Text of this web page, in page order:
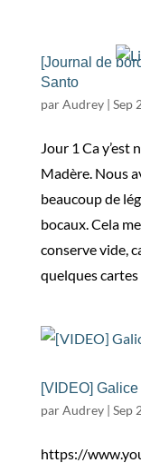
[Journal de
Santo
parAudrey| Sep
Jour 1 Ca
Madère. Nous
beaucoup de
bocaux. Cela
conserve vide,
quelques cartes
[VIDEO] Galice
parAudrey| Sep
https://